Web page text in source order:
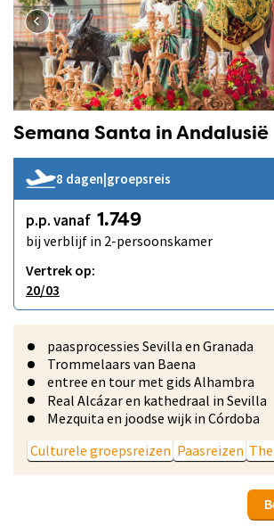
Semana Santa in Andalusië
8 dagen|groepsreis
p.p. vanaf 1.749
bij verblijf in 2-persoonskamer
Vertrek op:
20/03
paasprocessies Sevilla en Granada
Trommelaars van Baena
entree en tour met gids Alhambra
Real Alcázar en kathedraal in Sevilla
Mezquita en joodse wijk in Córdoba
Culturele groepsreizen Paasreizen